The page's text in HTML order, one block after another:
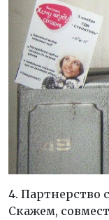
4. Партнерство
Скажем,